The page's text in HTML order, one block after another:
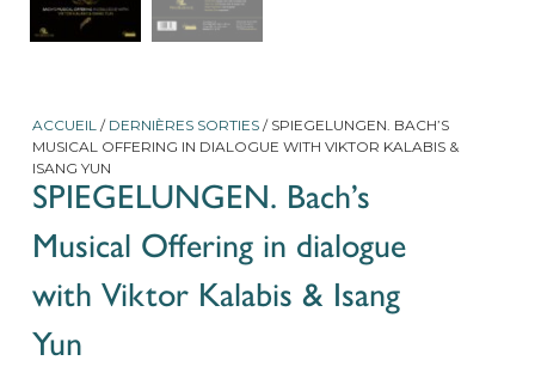
ACCUEIL / DERNIÈRES SORTIES / SPIEGELUNGEN. BACH’S
MUSICAL OFFERING IN DIALOGUE WITH VIKTOR KALABIS &
ISANG YUN
SPIEGELUNGEN. Bach’s
Musical Offering in dialogue
with Viktor Kalabis & Isang
Yun